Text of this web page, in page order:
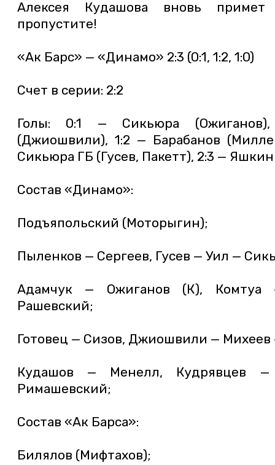
Алексея Кудашова вновь
пропустите!
«Ак Барс» — «Динамо» 2:3 (0:1, 1:2, 1:0)
Счет в серии: 2:2
Голы: 0:1 — Сикьюра
(Джиошвили), 1:2 — Барабанов
Сикьюра ГБ (Гусев, Пакетт), 2:3 —
Состав «Динамо»:
Подъяпольский (Моторыгин);
Пыленков — Сергеев, Гусев — Уил —
Адамчук — Ожиганов (К),
Рашевский;
Готовец — Сизов, Джиошвили —
Кудашов — Менелл, Кудрявцев
Римашевский;
Состав «Ак Барса»:
Билялов (Мифтахов);